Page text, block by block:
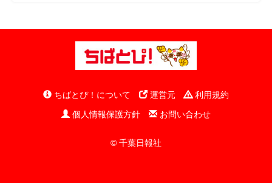
ちばとぴ！について 運営元
利用規約
個人情報保護方針
お問い合わせ
© 千葉日報社